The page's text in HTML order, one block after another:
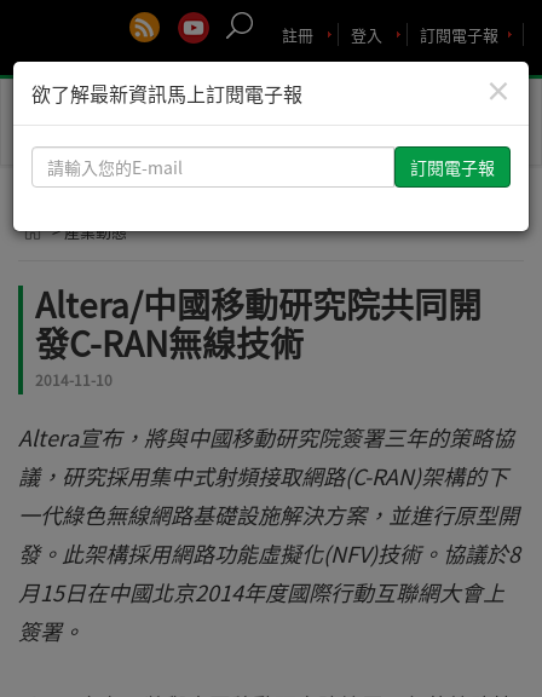
訂閱電子報
登入
註冊
Toggle
> 產業動態
Altera/中國移動研究院共同開
發C-RAN無線技術
2014-11-10
Altera宣布，將與中國移動研究院簽署三年的策略協
議，研究採用集中式射頻接取網路(C-RAN)架構的下
一代綠色無線網路基礎設施解決方案，並進行原型開
發。此架構採用網路功能虛擬化(NFV)技術。協議於8
月15日在中國北京2014年度國際行動互聯網大會上
簽署。
×
欲了解最新資訊馬上訂閱電子報
請
輸
您
E-
mail